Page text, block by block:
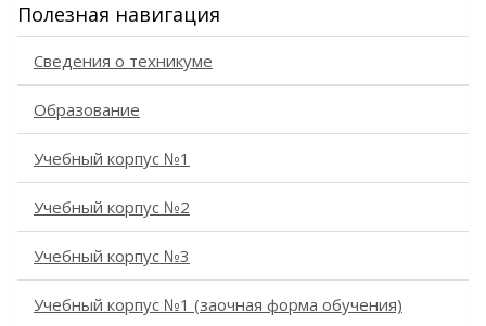
Полезная навигация
Сведения о техникуме
Образование
Учебный корпус №1
Учебный корпус №2
Учебный корпус №3
Учебный корпус №1 (заочная форма обучения)